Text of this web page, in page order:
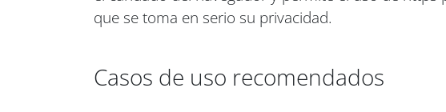
que se toma en serio su privacidad.
Casos de uso recomendados